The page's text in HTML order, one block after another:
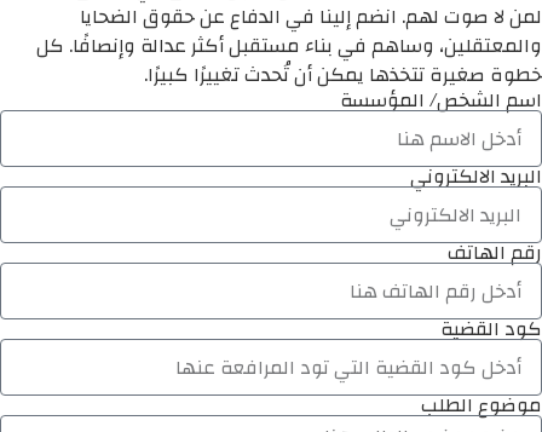
لمن لا صوت لهم. انضم إلينا في الدفاع عن حقوق الضحايا
والمعتقلين، وساهم في بناء مستقبل أكثر عدالة وإنصافًا. كل
خطوة صغيرة تتخذها يمكن أن تُحدث تغييرًا كبيرًا.
اسم الشخص/ المؤسسة
البريد الالكتروني
رقم الهاتف
كود القضية
موضوع الطلب